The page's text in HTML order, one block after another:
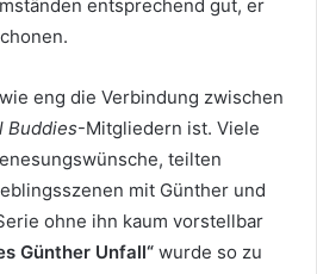
entsprechend gut, er
eng die Verbindung zwischen
Buddies-Mitgliedern ist. Viele
teilten
mit Günther und
ohne ihn kaum vorstellbar
Günther Unfall“ wurde so zu